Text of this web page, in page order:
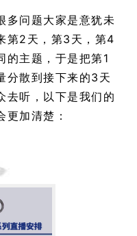
多问题大家是意犹未
第2天，第3天，第4
的主题，于是把第1
分散到接下来的3天
去听，以下是我们的
加清楚：